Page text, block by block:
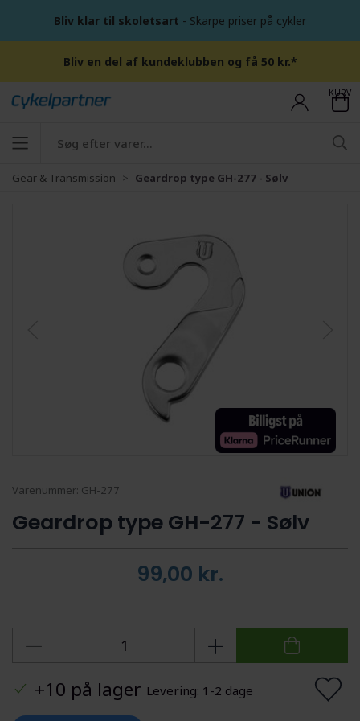
Bliv klar til skoletsart - Skarpe priser på cykler
Bliv en del af kundeklubben og få 50 kr.*
KURV
Gear & Transmission Geardrop type GH-277 - Sølv
Varenummer: GH-277
Geardrop type GH-277 - Sølv
99,00 kr.
+10 på lager Levering: 1-2 dage